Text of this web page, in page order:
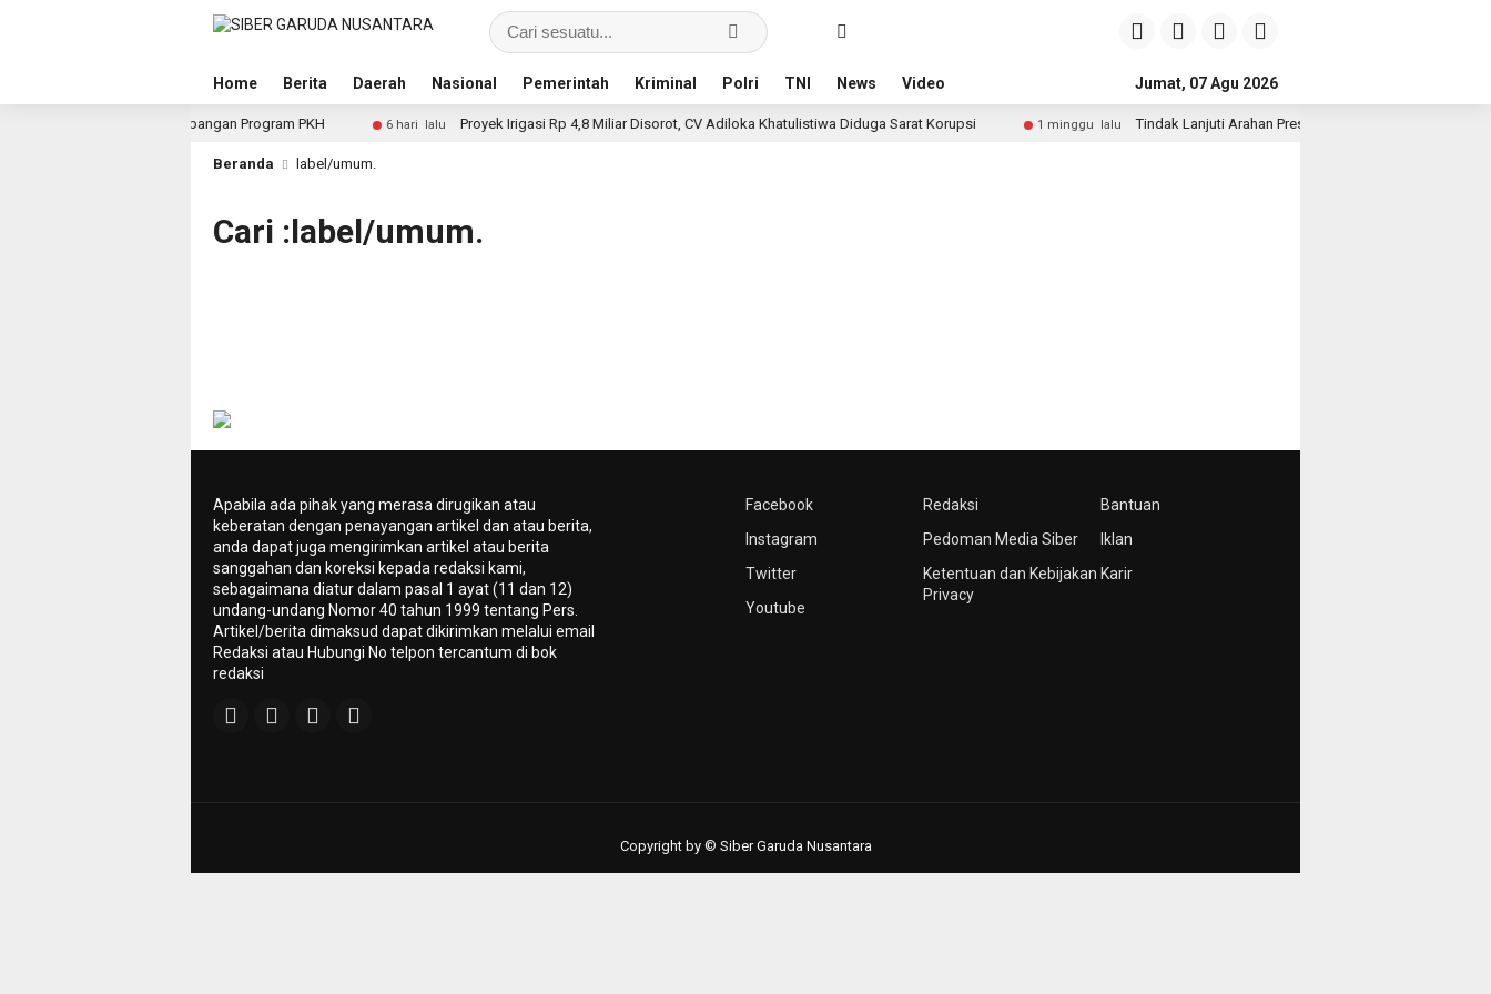
Home Berita Daerah Nasional Pemerintah Kriminal Polri TNI News Video Jumat, 07 Agu 2026
Dalami Dugaan Penyimpangan Program PKH 6 hari lalu Proyek Irigasi Rp 4,8 Miliar Disorot, CV Adiloka Khatulistiwa Diduga Sarat Korupsi 1 minggu lalu Tindak Lanjuti Arahan Presiden, Wakapolri dan Wamen
Beranda label/umum.
Cari :label/umum.
Facebook
Instagram
Twitter
Youtube
Redaksi
Pedoman Media Siber
Ketentuan dan Kebijakan
Privacy
Bantuan
Iklan
Karir
Apabila ada pihak yang merasa dirugikan atau
keberatan dengan penayangan artikel dan atau berita,
anda dapat juga mengirimkan artikel atau berita
sanggahan dan koreksi kepada redaksi kami,
sebagaimana diatur dalam pasal 1 ayat (11 dan 12)
undang-undang Nomor 40 tahun 1999 tentang Pers.
Artikel/berita dimaksud dapat dikirimkan melalui email
Redaksi atau Hubungi No telpon tercantum di bok
redaksi
Copyright by © Siber Garuda Nusantara